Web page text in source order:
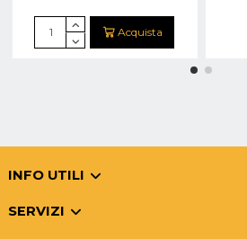
Acquista
INFO UTILI
SERVIZI